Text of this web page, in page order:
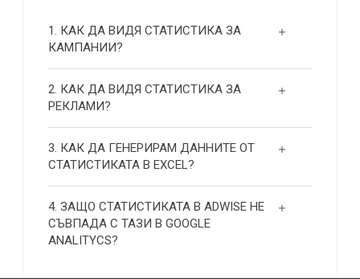
1. КАК ДА ВИДЯ СТАТИСТИКА ЗА
КАМПАНИИ?
2. КАК ДА ВИДЯ СТАТИСТИКА ЗА
РЕКЛАМИ?
3. КАК ДА ГЕНЕРИРАМ ДАННИТЕ ОТ
СТАТИСТИКАТА В EXCEL?
4. ЗАЩО СТАТИСТИКАТА В ADWISE НЕ
СЪВПАДА С ТАЗИ В GOOGLE
ANALITYCS?